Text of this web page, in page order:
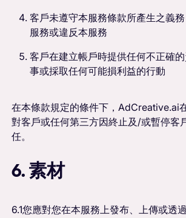
客戶未遵守本服務條款所產生之義
服務或違反本服務
客戶在建立帳戶時提供任何不正確
事或採取任何可能損利益的行動
在本條款規定的條件下，AdCreative.ai
對客戶或任何第三方因終止及/或暫停客
任。
6. 素材
6.1您應對您在本服務上發布、上傳或透